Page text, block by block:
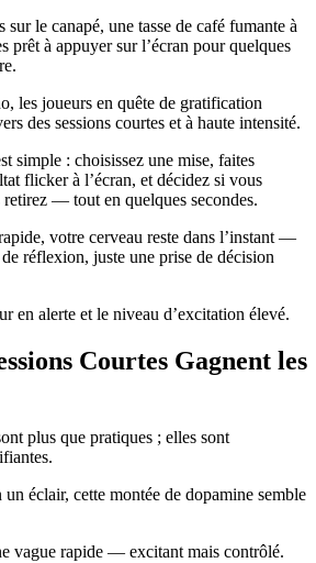
le canapé, une tasse de café fumante à
prêt à appuyer sur l’écran pour quelques
les joueurs en quête de gratification
des sessions courtes et à haute intensité.
simple : choisissez une mise, faites
flicker à l’écran, et décidez si vous
— tout en quelques secondes.
votre cerveau reste dans l’instant —
réflexion, juste une prise de décision
en alerte et le niveau d’excitation élevé.
Courtes Gagnent les
plus que pratiques ; elles sont
éclair, cette montée de dopamine semble
vague rapide — excitant mais contrôlé.